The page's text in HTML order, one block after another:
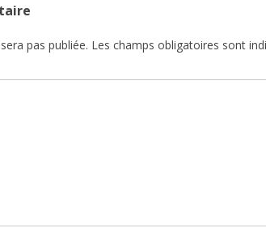
pas publiée. Les champs obligatoires sont